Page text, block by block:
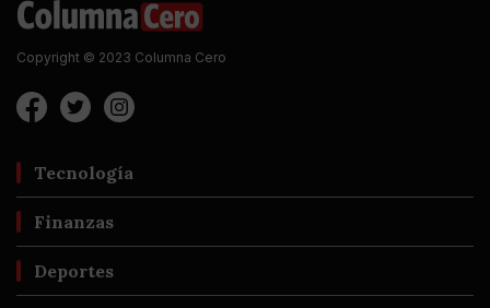
Copyright © 2023 Columna Cero
Tecnología
Finanzas
Deportes